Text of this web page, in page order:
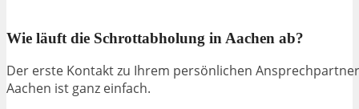
Wie läuft die Schrottabholung in Aachen ab?
Der erste Kontakt zu Ihrem persönlichen
Aachen ist ganz einfach.